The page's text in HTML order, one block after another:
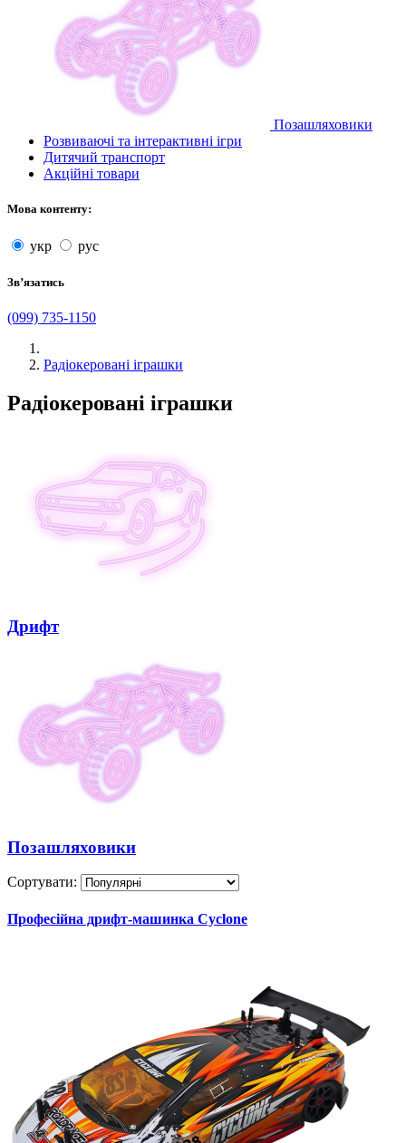
Позашляховики
Розвиваючі та інтерактивні ігри
Дитячий транспорт
Акційні товари
Мова контенту:
укр рус
Звʼязатись
(099) 735-1150
Радіокеровані іграшки
Радіокеровані іграшки
Дрифт
Позашляховики
Сортувати:
Професійна дрифт-машинка Cyclone